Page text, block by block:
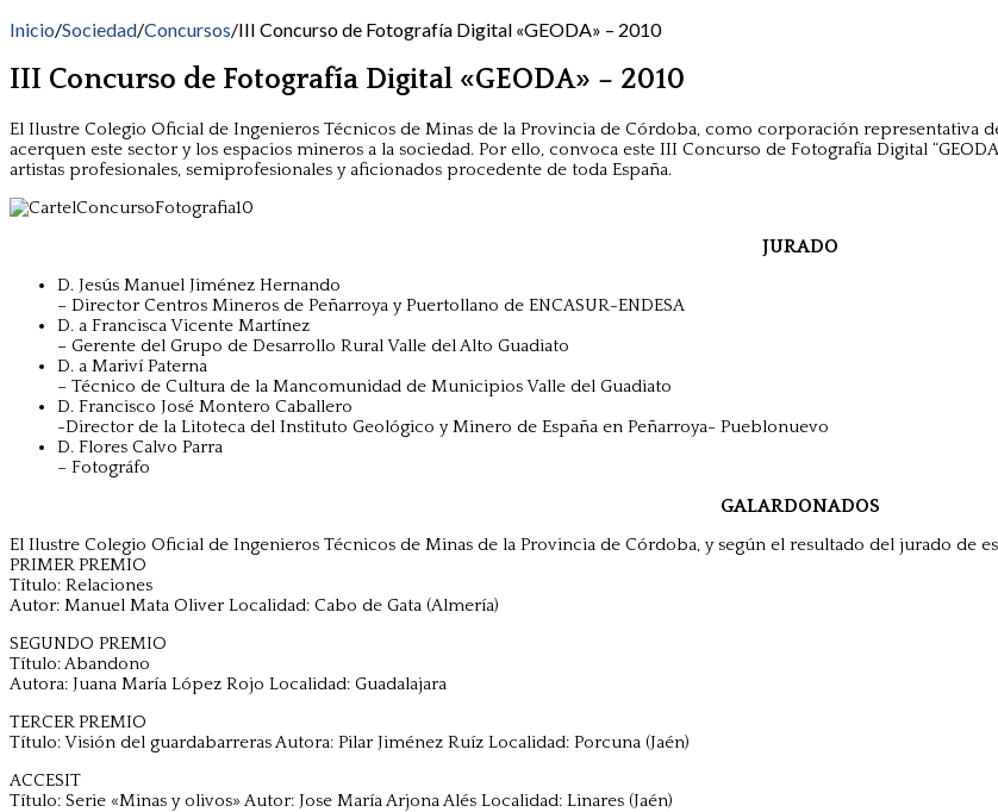
Inicio/Sociedad/Concursos/III Concurso de Fotografía Digital «GEODA» – 2010
III Concurso de Fotografía Digital «GEODA» – 2010
El Ilustre Colegio Oficial de Ingenieros Técnicos de Minas de la Provincia de Córdoba, como corporación representativa
acerquen este sector y los espacios mineros a la sociedad. Por ello, convoca este III Concurso de Fotografía Digital
artistas profesionales, semiprofesionales y aficionados procedente de toda España.
JURADO
D. Jesús Manuel Jiménez Hernando
– Director Centros Mineros de Peñarroya y Puertollano de ENCASUR-ENDESA
D. a Francisca Vicente Martínez
– Gerente del Grupo de Desarrollo Rural Valle del Alto Guadiato
D. a Mariví Paterna
– Técnico de Cultura de la Mancomunidad de Municipios Valle del Guadiato
D. Francisco José Montero Caballero
-Director de la Litoteca del Instituto Geológico y Minero de España en Peñarroya- Pueblonuevo
D. Flores Calvo Parra
– Fotográfo
GALARDONADOS
El Ilustre Colegio Oficial de Ingenieros Técnicos de Minas de la Provincia de Córdoba, y según el resultado del jurado de
PRIMER PREMIO
Título: Relaciones
Autor: Manuel Mata Oliver Localidad: Cabo de Gata (Almería)
SEGUNDO PREMIO
Título: Abandono
Autora: Juana María López Rojo Localidad: Guadalajara
TERCER PREMIO
Título: Visión del guardabarreras Autora: Pilar Jiménez Ruíz Localidad: Porcuna (Jaén)
ACCESIT
Título: Serie «Minas y olivos» Autor: Jose María Arjona Alés Localidad: Linares (Jaén)